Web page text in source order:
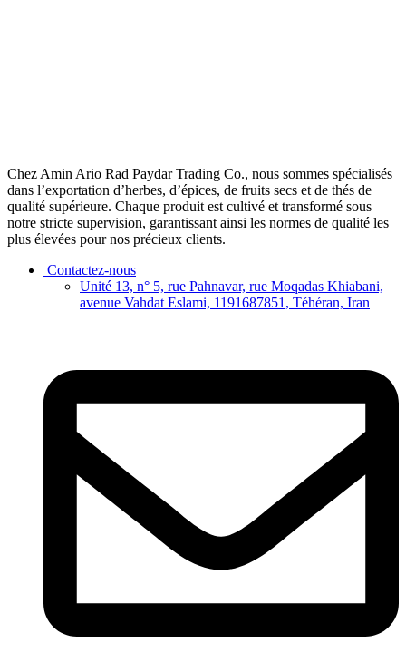
Chez Amin Ario Rad Paydar Trading Co., nous sommes spécialisés
dans l’exportation d’herbes, d’épices, de fruits secs et de thés de
qualité supérieure. Chaque produit est cultivé et transformé sous
notre stricte supervision, garantissant ainsi les normes de qualité les
plus élevées pour nos précieux clients.
Contactez-nous
Unité 13, n° 5, rue Pahnavar, rue Moqadas Khiabani,
avenue Vahdat Eslami, 1191687851, Téhéran, Iran